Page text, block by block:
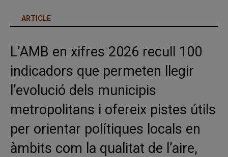
ARTICLE
L’AMB en xifres 2026 recull 100
indicadors que permeten llegir
l’evolució dels municipis
metropolitans i ofereix pistes útils
per orientar polítiques locals en
àmbits com la qualitat de l’aire,